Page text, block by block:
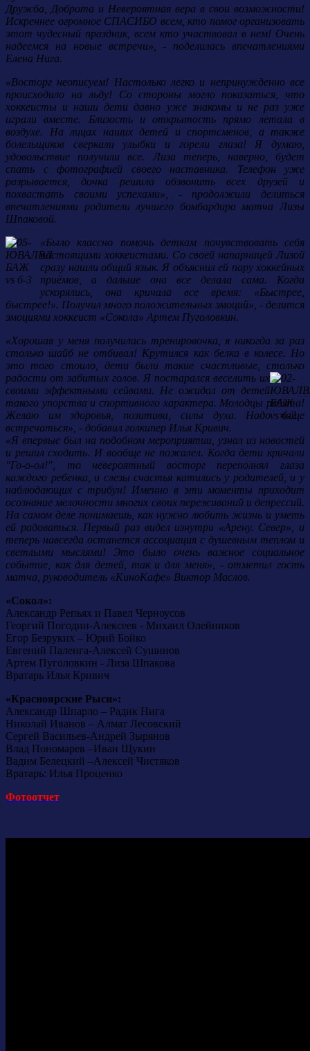
Дружба, Доброта и Невероятная вера в свои возможности!
Искреннее огромное СПАСИБО всем, кто помог организовать
этот чудесный праздник, всем кто участвовал в нем! Очень
надеемся на новые встречи», - поделилась впечатлениями
Елена Нига.
«Восторг неописуем! Настолько легко и непринужденно все
происходило на льду! Со стороны могло показаться, что
хоккеисты и наши дети давно уже знакомы и не раз уже
играли вместе. Близость и открытость прямо летала в
воздухе. На лицах наших детей и спортсменов, а также
болельщиков сверкали улыбки и горели глаза! Я думаю,
удовольствие получили все. Лиза теперь, наверно, будет
спать с фотографией своего наставника. Телефон уже
разрывается, дочка решила обзвонить всех друзей и
похвастать своими успехами», - продолжили делиться
впечатлениями родители лучшего бомбардира матча Лизы
Шпаковой.
«Было классно помочь деткам почувствовать себя
настоящими хоккеистами. Со своей напарницей Лизой
сразу нашли общий язык. Я объяснил ей пару хоккейных
приёмов, а дальше она все делала сама. Когда
ускорялись, она кричала все время: «Быстрее,
быстрее!». Получил много положительных эмоций», - делится
эмоциями хоккеист «Сокола» Артем Пуголовкин.
«Хорошая у меня получилась тренировочка, я никогда за раз
столько шайб не отбивал! Крутился как белка в колесе. Но
это того стоило, дети были такие счастливые, столько
радости от забитых голов. Я постарался веселить их
своими эффектными сейвами. Не ожидал от детей
такого упорства и спортивного характера. Молодцы ребята!
Желаю им здоровья, позитива, силы духа. Надо чаще
встречаться», - добавил голкипер Илья Кривич.
«Я впервые был на подобном мероприятии, узнал из новостей
и решил сходить. И вообще не пожалел. Когда дети кричали
"Го-о-ол!", то невероятный восторг переполнял глаза
каждого ребенка, и слезы счастья катились у родителей, и у
наблюдающих с трибун! Именно в эти моменты приходит
осознание мелочности многих своих переживаний и депрессий.
На самом деле понимаешь, как нужно любить жизнь и уметь
ей радоваться. Первый раз видел изнутри «Арену. Север», и
теперь навсегда останется ассоциация с душевным теплом и
светлыми мыслями! Это было очень важное социальное
событие, как для детей, так и для меня», - отметил гость
матча, руководитель «КиноКафе» Виктор Маслов.
«Сокол»:
Александр Репьях и Павел Черноусов
Георгий Погодин-Алексеев - Михаил Олейников
Егор Безруких – Юрий Бойко
Евгений Паленга-Алексей Сушинов
Артем Пуголовкин - Лиза Шпакова
Вратарь Илья Кривич
«Красноярские Рыси»:
Александр Шпарло – Радик Нига
Николай Иванов – Алмат Лесовский
Сергей Васильев-Андрей Зырянов
Влад Пономарев –Иван Щукин
Вадим Белецкий –Алексей Чистяков
Вратарь: Илья Проценко
Фотоотчет